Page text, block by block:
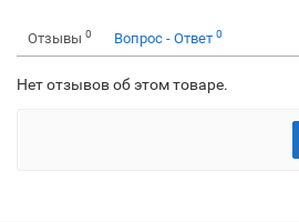
Отзывы 0 Вопрос - Ответ 0
Нет отзывов об этом товаре.